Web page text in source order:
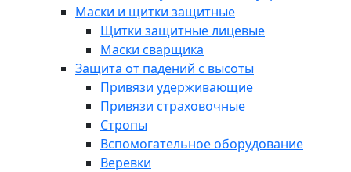
Маски и щитки защитные
Щитки защитные лицевые
Маски сварщика
Защита от падений с высоты
Привязи удерживающие
Привязи страховочные
Стропы
Вспомогательное оборудование
Веревки